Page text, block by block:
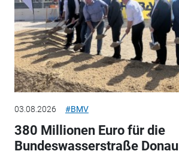
03.08.2026 #BMV
380 Millionen Euro für die
Bundeswasserstraße Donau